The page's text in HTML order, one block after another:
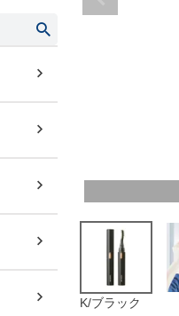
K/ブラック